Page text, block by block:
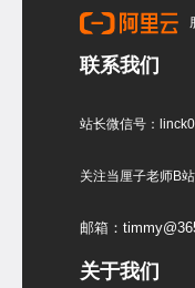
联系我们
站长微信号：
关注当厘子老师B站
邮箱：
关于我们